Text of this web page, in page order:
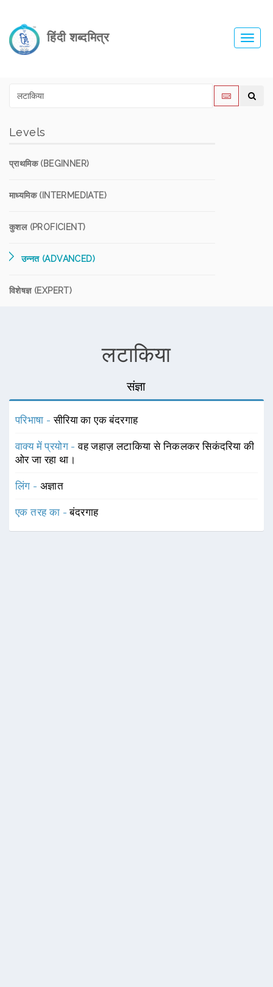
हिंदी शब्दमित्र
Levels
प्राथमिक (BEGINNER)
माध्यमिक (INTERMEDIATE)
कुशल (PROFICIENT)
उन्नत (ADVANCED)
विशेषज्ञ (EXPERT)
लटाकिया
संज्ञा
परिभाषा -सीरिया का एक बंदरगाह
वाक्य में प्रयोग -वह जहाज़ लटाकिया से निकलकर सिकंदरिया की
ओर जा रहा था।
लिंग - अज्ञात
एक तरह का -बंदरगाह